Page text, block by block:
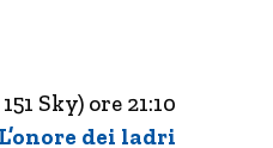
Sky) ore 21:10
dei ladri